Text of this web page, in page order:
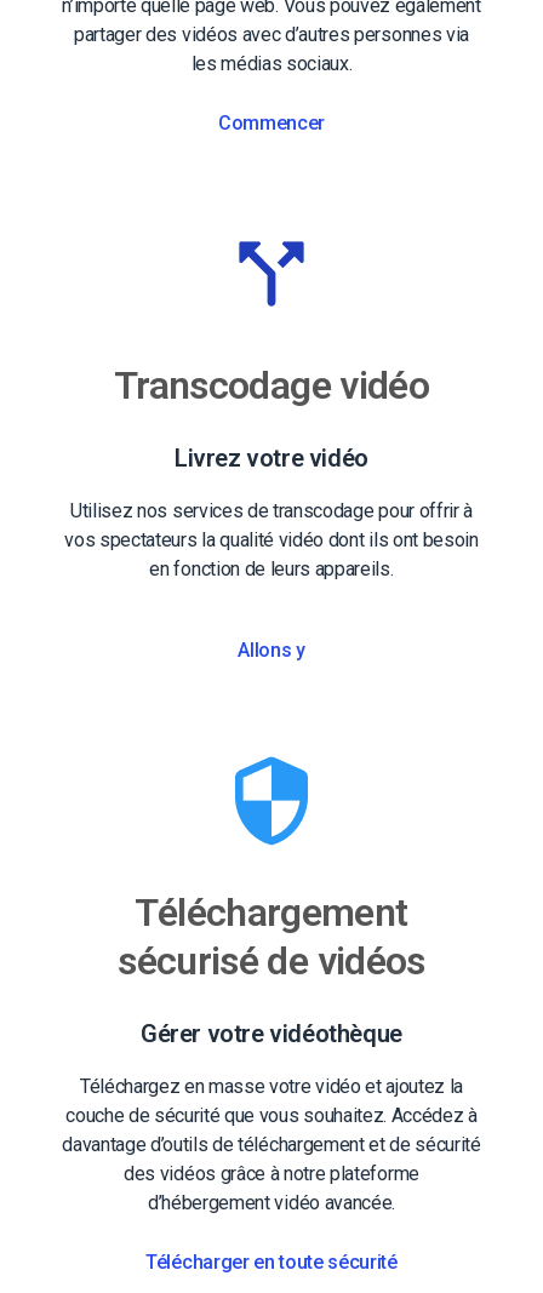
n’importe quelle page web. Vous pouvez également
partager des vidéos avec d’autres personnes via
les médias sociaux.
Commencer
Transcodage vidéo
Livrez votre vidéo
Utilisez nos services de transcodage pour offrir à
vos spectateurs la qualité vidéo dont ils ont besoin
en fonction de leurs appareils.
Allons y
Téléchargement
sécurisé de vidéos
Gérer votre vidéothèque
Téléchargez en masse votre vidéo et ajoutez la
couche de sécurité que vous souhaitez. Accédez à
davantage d’outils de téléchargement et de sécurité
des vidéos grâce à notre plateforme
d’hébergement vidéo avancée.
Télécharger en toute sécurité